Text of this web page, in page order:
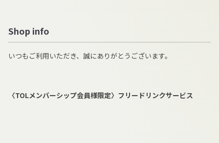
Shop info
いつもご利用いただき、誠にありがとうございます。
〈TOLメンバーシップ会員様限定〉フリードリンクサービス